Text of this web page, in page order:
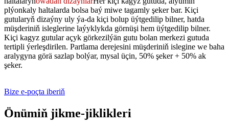
plýonkaly haltalarda bolsa baý miwe tagamly şeker bar. Kiçi
gutularyň dizaýny uly ýa-da kiçi bolup üýtgedilip bilner, hatda
müşderiniň isleglerine laýyklykda görnüşi hem üýtgedilip bilner.
Kiçi kagyz gutular açyk görkezilýän gutu bolan merkezi gutuda
tertipli ýerleşdirilen. Partlama derejesini müşderiniň islegine we baha
aralygyna görä sazlap bolýar, mysal üçin, 50% şeker + 50% ak
şeker.
Bize e-poçta iberiň
Önümiň jikme-jiklikleri